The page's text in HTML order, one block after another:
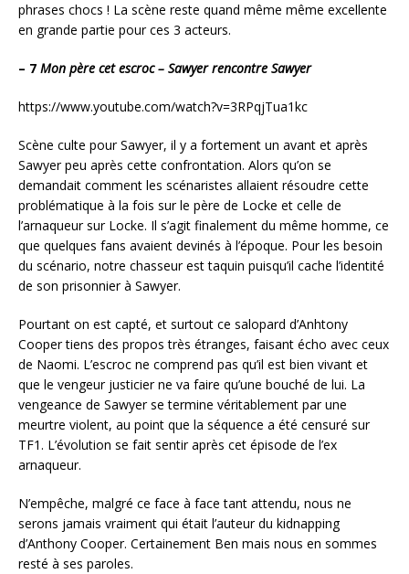
phrases chocs ! La scène reste quand même même excellente
en grande partie pour ces 3 acteurs.
– 7 Mon père cet escroc – Sawyer rencontre Sawyer
https://www.youtube.com/watch?v=3RPqjTua1kc
Scène culte pour Sawyer, il y a fortement un avant et après
Sawyer peu après cette confrontation. Alors qu’on se
demandait comment les scénaristes allaient résoudre cette
problématique à la fois sur le père de Locke et celle de
l’arnaqueur sur Locke. Il s’agit finalement du même homme, ce
que quelques fans avaient devinés à l’époque. Pour les besoin
du scénario, notre chasseur est taquin puisqu’il cache l’identité
de son prisonnier à Sawyer.
Pourtant on est capté, et surtout ce salopard d’Anhtony
Cooper tiens des propos très étranges, faisant écho avec ceux
de Naomi. L’escroc ne comprend pas qu’il est bien vivant et
que le vengeur justicier ne va faire qu’une bouché de lui. La
vengeance de Sawyer se termine véritablement par une
meurtre violent, au point que la séquence a été censuré sur
TF1. L’évolution se fait sentir après cet épisode de l’ex
arnaqueur.
N’empêche, malgré ce face à face tant attendu, nous ne
serons jamais vraiment qui était l’auteur du kidnapping
d’Anthony Cooper. Certainement Ben mais nous en sommes
resté à ses paroles.